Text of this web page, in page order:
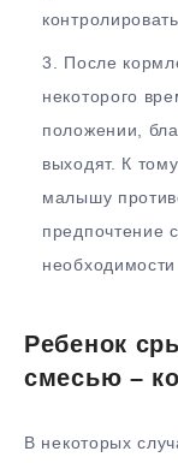
После
некоторого
положении,
выходят. К
малышу
предпочтение
необходимости
Ребенок
смесью –
В некоторых